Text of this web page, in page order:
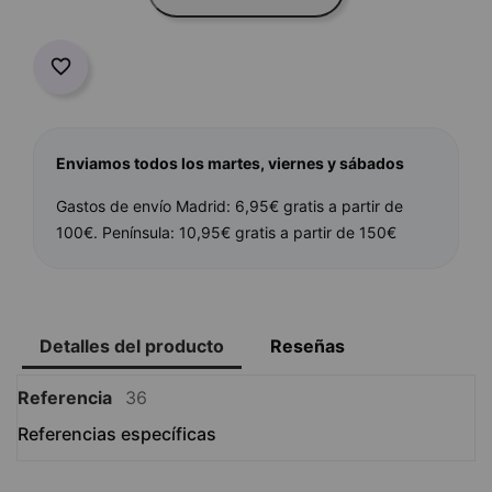

Enviamos todos los martes, viernes y sábados
Gastos de envío Madrid: 6,95€ gratis a partir de
100€. Península: 10,95€ gratis a partir de 150€
Detalles del producto Reseñas
Referencia
36
Referencias específicas